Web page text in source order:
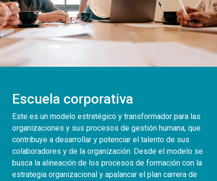
Escuela corporativa
Este es un modelo​ estratégico y transformador para las
organizaciones y sus procesos de gestión humana, que
contribuye a desarrollar y potenciar el talento de sus
colaboradores y de la organización. Desde el modelo se
busca la alineación de los procesos de formación con la
estrategia organizacional y apalancar el plan carrera de